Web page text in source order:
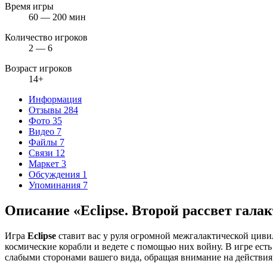
Время игры
60 — 200 мин
Количество игроков
2 — 6
Возраст игроков
14+
Информация
Отзывы 284
Фото 35
Видео 7
Файлы 7
Связи 12
Маркет 3
Обсуждения 1
Упоминания 7
Описание «Eclipse. Второй рассвет
Игра Eclipse ставит вас у руля огромной межгалактической
космические корабли и ведете с помощью них войну. В игре
слабыми сторонами вашего вида, обращая внимание на